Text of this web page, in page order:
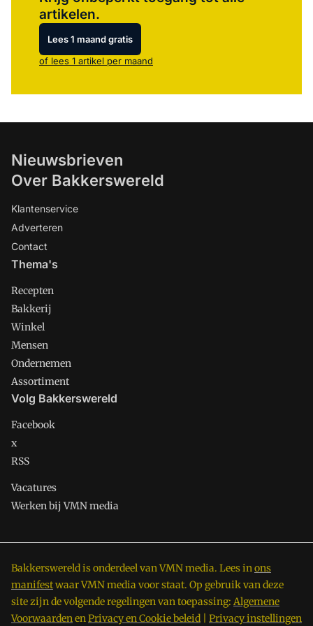
artikelen.
Lees 1 maand gratis
of lees 1 artikel per maand
Nieuwsbrieven
Over Bakkerswereld
Klantenservice
Adverteren
Contact
Thema's
Recepten
Bakkerij
Winkel
Mensen
Ondernemen
Assortiment
Volg Bakkerswereld
Facebook
x
RSS
Vacatures
Werken bij VMN media
Bakkerswereld is onderdeel van VMN media. Lees inons
manifestwaar VMN media voor staat. Op gebruik van deze
site zijn de volgende regelingen van toepassing: Algemene
VoorwaardenenPrivacy en Cookie beleid Privacy instellingen